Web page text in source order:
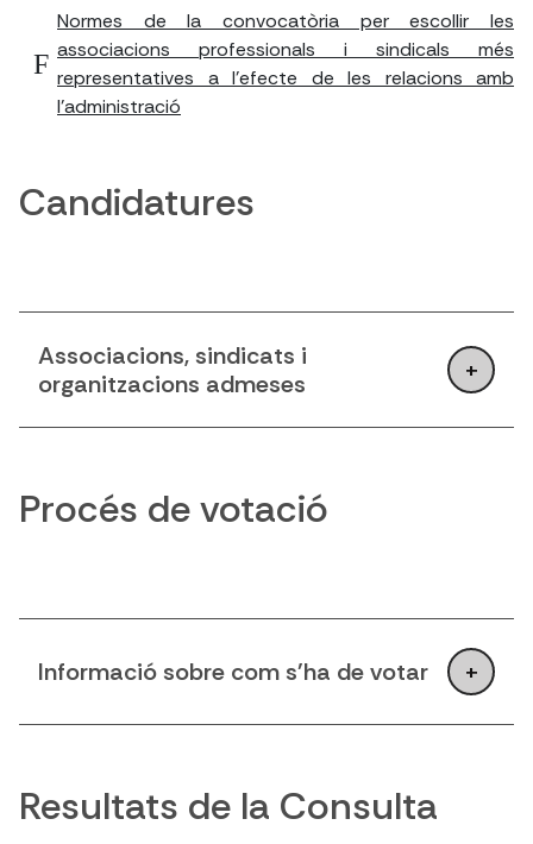
Normes de la convocatòria per escollir les
associacions professionals i sindicals més
representatives a l'efecte de les relacions amb
l'administració
Candidatures
Associacions, sindicats i
organitzacions admeses
Procés de votació
Informació sobre com s'ha de votar
Resultats de la Consulta